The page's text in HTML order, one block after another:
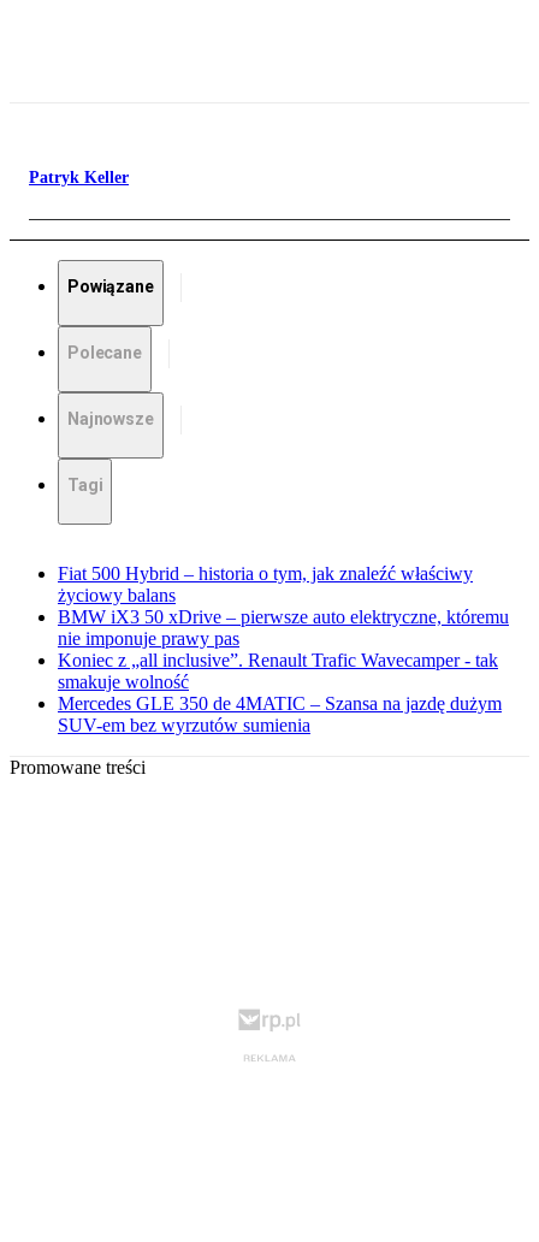
Patryk Keller
Powiązane
Polecane
Najnowsze
Tagi
Fiat 500 Hybrid – historia o tym, jak znaleźć właściwy
życiowy balans
BMW iX3 50 xDrive – pierwsze auto elektryczne, któremu
nie imponuje prawy pas
Koniec z „all inclusive”. Renault Trafic Wavecamper - tak
smakuje wolność
Mercedes GLE 350 de 4MATIC – Szansa na jazdę dużym
SUV-em bez wyrzutów sumienia
Promowane treści